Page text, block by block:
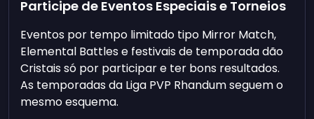
Participe de Eventos Especiais e Torneios
Eventos por tempo limitado tipo Mirror Match,
Elemental Battles e festivais de temporada dão
Cristais só por participar e ter bons resultados.
As temporadas da Liga PVP Rhandum seguem o
mesmo esquema.